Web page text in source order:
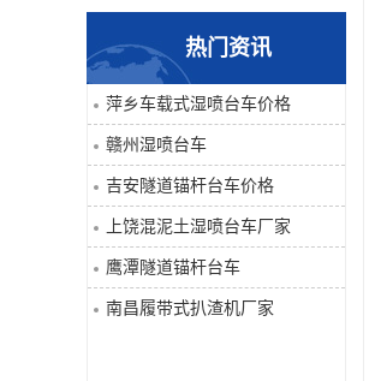
多臂凿岩台车
单臂凿岩台车系列
大坡度用履带扒渣机≤32度
隧道锚杆台车
混泥土湿喷台车
热门资讯
萍乡车载式湿喷台车价格
赣州湿喷台车
吉安隧道锚杆台车价格
上饶混泥土湿喷台车厂家
鹰潭隧道锚杆台车
南昌履带式扒渣机厂家